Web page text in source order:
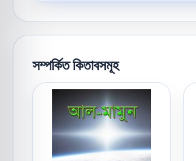
সম্পর্কিত কিতাবসমূহ